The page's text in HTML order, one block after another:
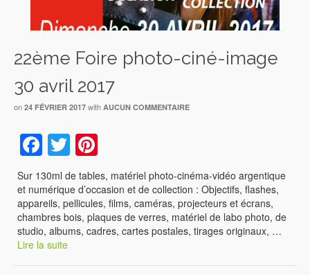
22ème Foire photo-ciné-image
30 avril 2017
on 24 FÉVRIER 2017 with AUCUN COMMENTAIRE
Facebook
Twitter
Sur 130ml de tables, matériel photo-cinéma-vidéo argentique
et numérique d’occasion et de collection : Objectifs, flashes,
appareils, pellicules, films, caméras, projecteurs et écrans,
chambres bois, plaques de verres, matériel de labo photo, de
studio, albums, cadres, cartes postales, tirages originaux, …
Lire la suite